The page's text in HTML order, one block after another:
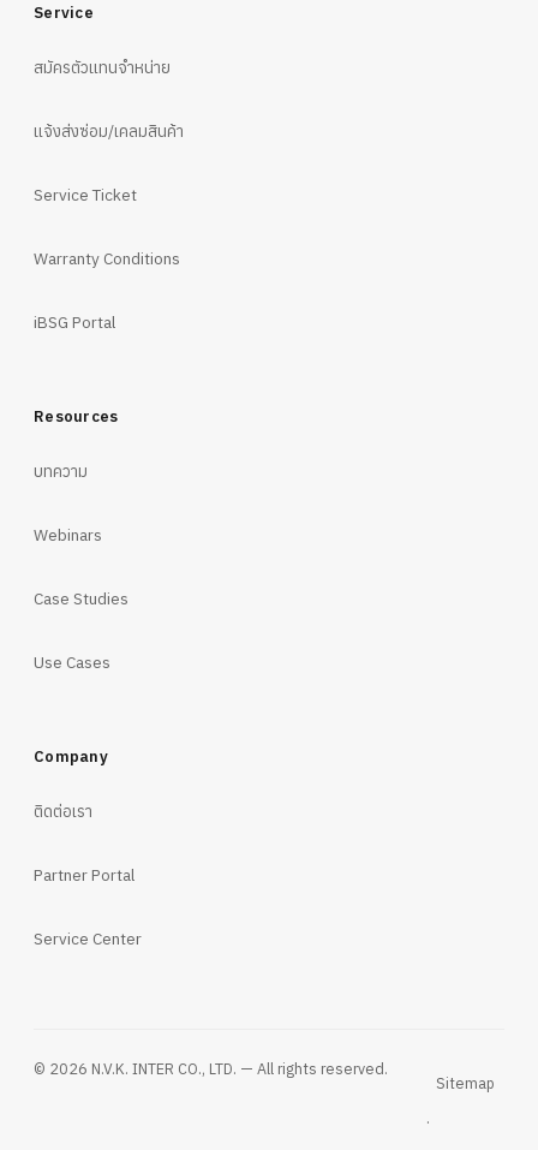
Service
สมัครตัวแทนจำหน่าย
แจ้งส่งซ่อม/เคลมสินค้า
Service Ticket
Warranty Conditions
iBSG Portal
Resources
บทความ
Webinars
Case Studies
Use Cases
Company
ติดต่อเรา
Partner Portal
Service Center
© 2026 N.V.K. INTER CO., LTD. — All rights reserved.
Sitemap
·